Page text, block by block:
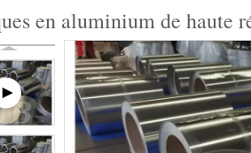
en aluminium de haute